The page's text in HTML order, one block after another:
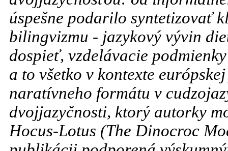
úspešne podarilo syntetizovať
bilingvizmu - jazykový vývin
dospieť, vzdelávacie
a to všetko v kontexte
naratívneho formátu v
dvojjazyčnosti, ktorý autorky
Hocus-Lotus (The Dinocroc